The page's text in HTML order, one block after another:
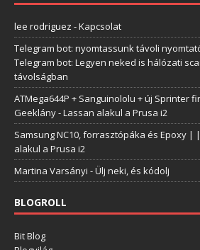
lee rodriguez -Kapcsolat
Telegram bot: nyomtassunk távoli
Telegram bot: Legyen neked is hálózati
távolságban
ATMega644P + Sanguinololu + új Sprinter
Geeklány-Lassan alakul a Prusa i2
Samsung NC10, forrasztópáka és Epoxy |
alakul a Prusa i2
Martina Varsányi -Ülj neki, és kódolj
BLOGROLL
Bit Blog